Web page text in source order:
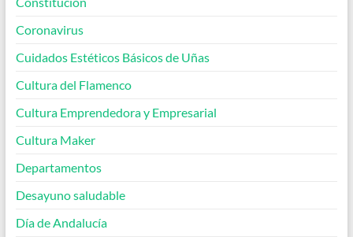
Coronavirus
Cuidados Estéticos Básicos de Uñas
Cultura del Flamenco
Cultura Emprendedora y Empresarial
Cultura Maker
Departamentos
Desayuno saludable
Día de Andalucía